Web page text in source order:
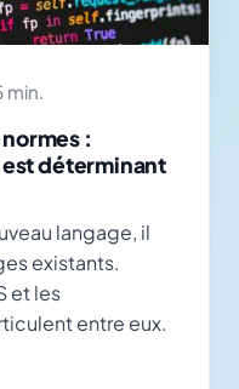
min.
:
déterminant
langage, il
existants.
et les
entre eux.